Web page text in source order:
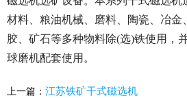
材料、粮油机械、磨料、陶瓷、冶金
胶、矿石等多种物料除(选)铁使用，
球磨机配套使用。
上一篇： 江苏铁矿干式磁选机